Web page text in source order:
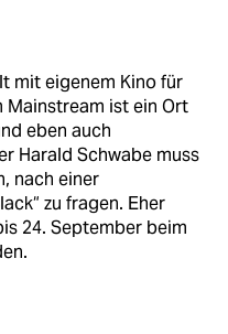
mit eigenem Kino für
ist ein Ort
eben auch
Harald Schwabe muss
nach einer
zu fragen. Eher
24. September beim